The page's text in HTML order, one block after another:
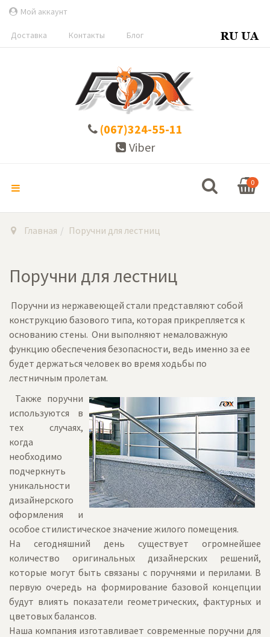
Мой аккаунт
Доставка Контакты Блог
(067)324-55-11
Viber
0
Главная Поручни для лестниц
Поручни для лестниц
Поручни из нержавеющей стали представляют собой
конструкцию базового типа, которая прикрепляется к
основанию стены. Они выполняют немаловажную
функцию обеспечения безопасности, ведь именно за ее
будет держаться человек во время ходьбы по
лестничным пролетам.
Также поручни
используются в
тех случаях,
когда
необходимо
подчеркнуть
уникальности
дизайнерского
оформления и
особое стилистическое значение жилого помещения.
На сегодняшний день существует огромнейшее
количество оригинальных дизайнерских решений,
которые могут быть связаны с поручнями и перилами. В
первую очередь на формирование базовой концепции
будут влиять показатели геометрических, фактурных и
цветовых балансов.
Наша компания изготавливает современные поручни для